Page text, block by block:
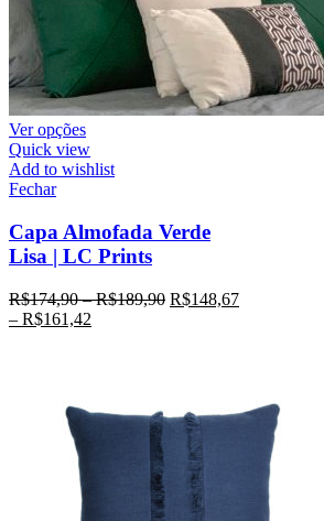
Ver opções
Quick view
Add to wishlist
Fechar
Capa Almofada Verde
Lisa | LC Prints
R$174,90–R$189,90 R$148,67
– R$161,42